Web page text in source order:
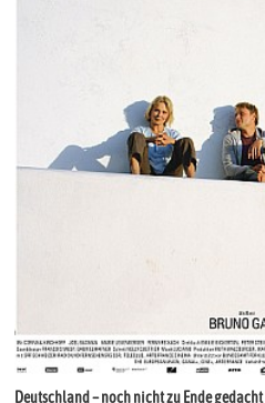
Deutschland – noch nicht zu Ende gedacht